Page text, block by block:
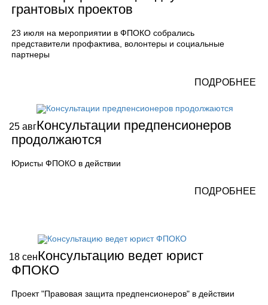
грантовых проектов
23 июля на мероприятии в ФПОКО собрались
представители профактива, волонтеры и социальные
партнеры
ПОДРОБНЕЕ
25 авгКонсультации предпенсионеров
продолжаются
Юристы ФПОКО в действии
ПОДРОБНЕЕ
18 сенКонсультацию ведет юрист
ФПОКО
Проект "Правовая защита предпенсионеров" в действии